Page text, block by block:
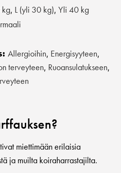
, L (yli 30 kg), Yli 40 kg
Allergioihin, Energisyyteen,
terveyteen, Ruoansulatukseen,
miettimään erilaisia
ja muilta koiraharrastajilta.